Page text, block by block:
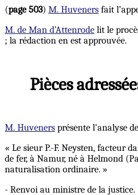
(page 503) M. Huveners fait
M. de Man d’Attenrode lit le
; la rédaction en est approuvée.
Pièces
M. Huveners présente l’analyse
« Le sieur P.-F. Neysten, facteur
de fer, à Namur, né à Helmond
naturalisation ordinaire. »
- Renvoi au ministre de la justice.